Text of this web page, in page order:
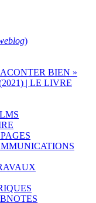
)
BIEN »
| LE LIVRE